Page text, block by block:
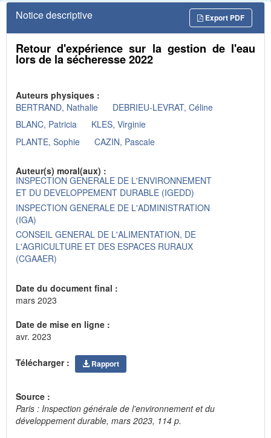
Notice descriptive Export PDF
Retour d'expérience sur la gestion de l'eau
lors de la sécheresse 2022
Auteurs physiques :
BERTRAND, Nathalie
DEBRIEU-LEVRAT, Céline
BLANC, Patricia
KLES, Virginie
PLANTE, Sophie
CAZIN, Pascale
Auteur(s) moral(aux) :
INSPECTION GENERALE DE L'ENVIRONNEMENT
ET DU DEVELOPPEMENT DURABLE (IGEDD)
INSPECTION GENERALE DE L'ADMINISTRATION
(IGA)
CONSEIL GENERAL DE L'ALIMENTATION, DE
L'AGRICULTURE ET DES ESPACES RURAUX
(CGAAER)
Date du document final :
mars 2023
Date de mise en ligne :
avr. 2023
Télécharger : Rapport
Source :
Paris : Inspection générale de l'environnement et du
développement durable, mars 2023, 114 p.